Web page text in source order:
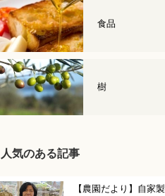
食品
樹
人気のある記事
【農園だより】自家製